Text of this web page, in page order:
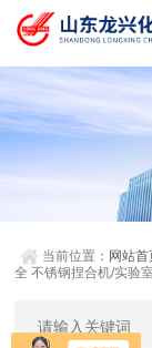
当前位置： 网站首
全 不锈钢捏合机/实验